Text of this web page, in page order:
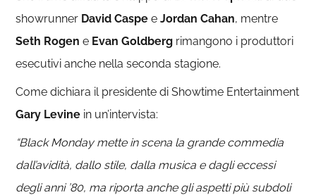
showrunner David CaspeeJordan Cahan, mentre
Seth Rogene Evan Goldberg rimangono i produttori
esecutivi anche nella seconda stagione.
Come dichiara il presidente di Showtime Entertainment
Gary Levine in un’intervista:
“Black Monday mette in scena la grande commedia
dall’avidità, dallo stile, dalla musica e dagli eccessi
degli anni ’80, ma riporta anche gli aspetti più subdoli